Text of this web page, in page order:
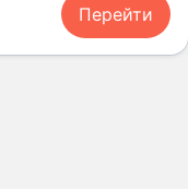
Перейти